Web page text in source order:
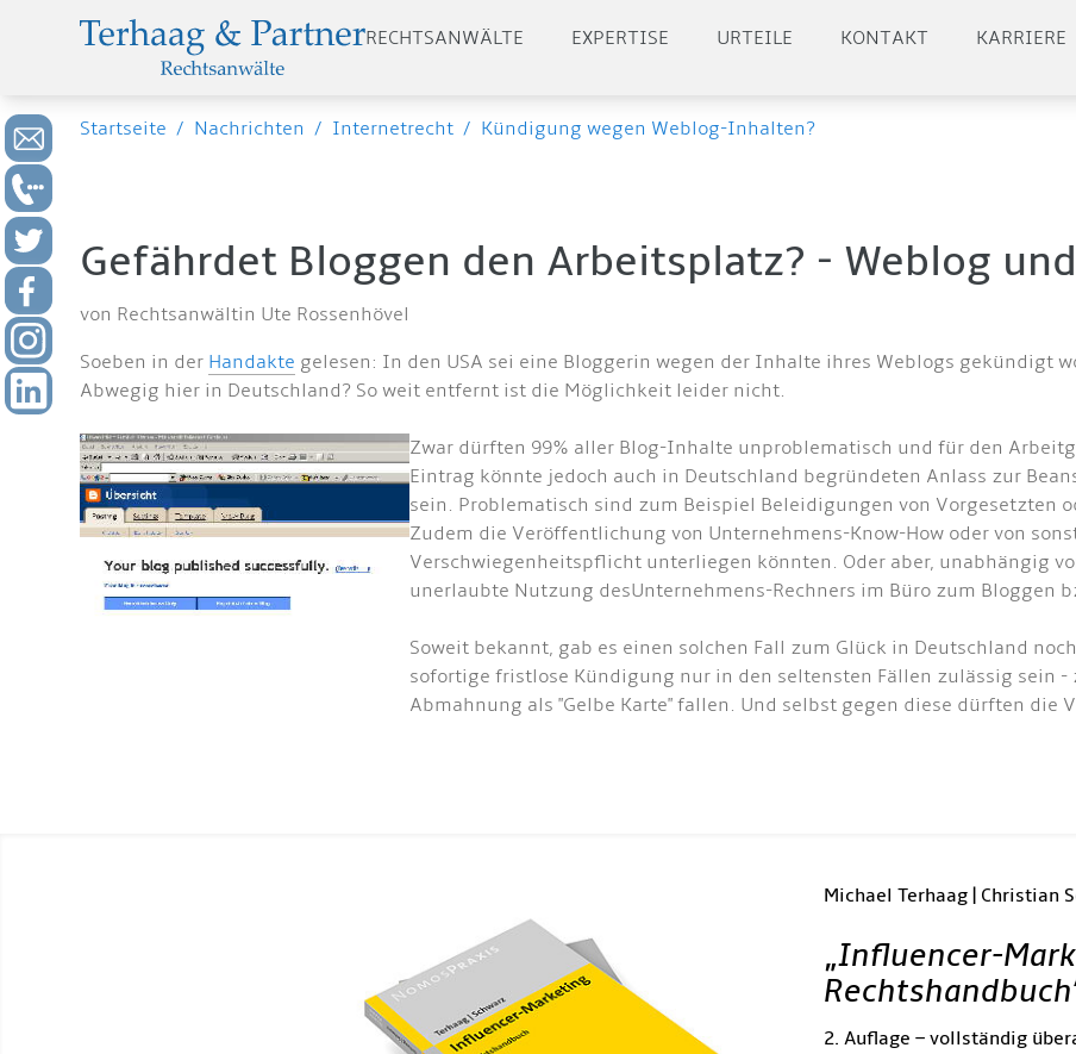
RECHTSANWÄLTE EXPERTISE URTEILE KONTAKT KARRIERE
Startseite / Nachrichten / Internetrecht / Kündigung wegen Weblog-Inhalten?
Gefährdet Bloggen den Arbeitsplatz? - Weblog
von Rechtsanwältin Ute Rossenhövel
Soeben in der Handakte gelesen: In den USA sei eine Bloggerin wegen der Inhalte ihres Weblogs gekündigt
Abwegig hier in Deutschland? So weit entfernt ist die Möglichkeit leider nicht.
Zwar dürften 99% aller Blog-Inhalte unproblematisch und für den
Eintrag könnte jedoch auch in Deutschland begründeten Anlass zur
sein. Problematisch sind zum Beispiel Beleidigungen von Vorgesetzten
Zudem die Veröffentlichung von Unternehmens-Know-How oder von
Verschwiegenheitspflicht unterliegen könnten. Oder aber, unabhängig
unerlaubte Nutzung desUnternehmens-Rechners im Büro zum Bloggen
Soweit bekannt, gab es einen solchen Fall zum Glück in Deutschland
sofortige fristlose Kündigung nur in den seltensten Fällen zulässig sein
Abmahnung als "Gelbe Karte" fallen. Und selbst gegen diese dürften die
Michael Terhaag | Christian
„Influencer-
Rechtshandbuch
2. Auflage – vollständig